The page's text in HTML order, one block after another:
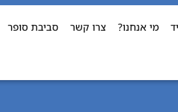
מי אנחנו? צרו קשר סביבת סופר